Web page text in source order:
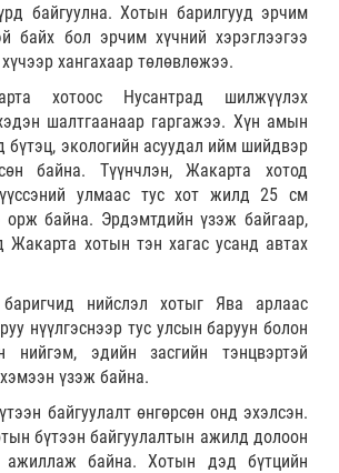
байгуулна. Хотын барилгууд эрчим
байх бол эрчим хүчний хэрэглээгээ
хангахаар төлөвлөжээ.
хотоос Нусантрад шилжүүлэх
шалтгаанаар гаргажээ. Хүн амын
бүтэц, экологийн асуудал ийм шийдвэр
байна. Түүнчлэн, Жакарта хотод
улмаас тус хот жилд 25 см
орж байна. Эрдэмтдийн үзэж байгаар,
хотын тэн хагас усанд автах
нийслэл хотыг Ява арлаас
нүүлгэснээр тус улсын баруун болон
нийгэм, эдийн засгийн тэнцвэртэй
үзэж байна.
байгуулалт өнгөрсөн онд эхэлсэн.
бүтээн байгуулалтын ажилд долоон
ажиллаж байна. Хотын дэд бүтцийн